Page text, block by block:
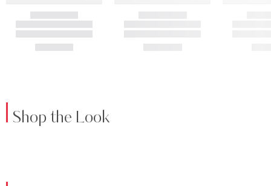
Shop the Look